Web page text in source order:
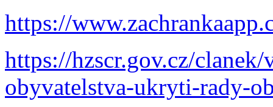
https://
https://hzscr.gov.cz/
obyvatelstva-ukryti-rady-